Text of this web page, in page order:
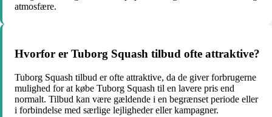
atmosfære.
Hvorfor er Tuborg Squash tilbud ofte attraktive?
Tuborg Squash tilbud er ofte attraktive, da de giver forbrugerne
mulighed for at købe Tuborg Squash til en lavere pris end
normalt. Tilbud kan være gældende i en begrænset periode eller
i forbindelse med særlige lejligheder eller kampagner.